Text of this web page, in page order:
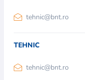
tehnic@bnt.ro
TEHNIC
tehnic@bnt.ro